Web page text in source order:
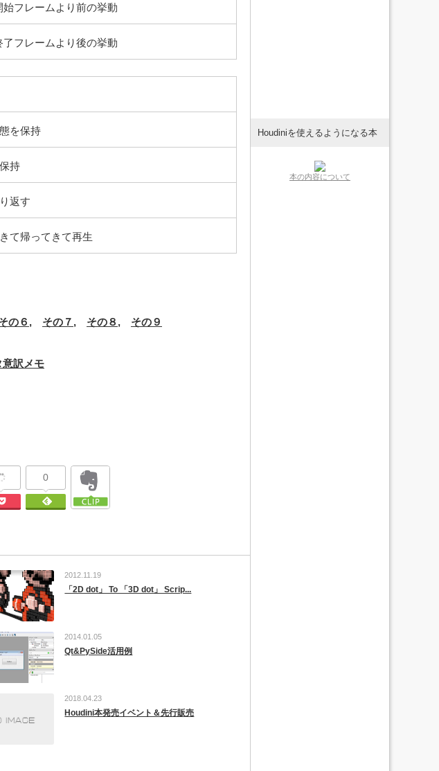
始フレームより前の挙動
了フレームより後の挙動
を保持
持
返す
て帰ってきて再生
の６ , その７ , その８ , その９
訳メモ
Pocket
0
Feedly
2012.11.19
「2D dot」 To 「3D dot」 Scrip...
2014.01.05
Qt&PySide活用例
2018.04.23
Houdini本発売イベント＆先行販売
Houdiniを使えるようになる本
本の内容について